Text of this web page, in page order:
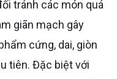
tránh các món quá
giãn mạch gây
cứng, dai, giòn
tiên. Đặc biệt với